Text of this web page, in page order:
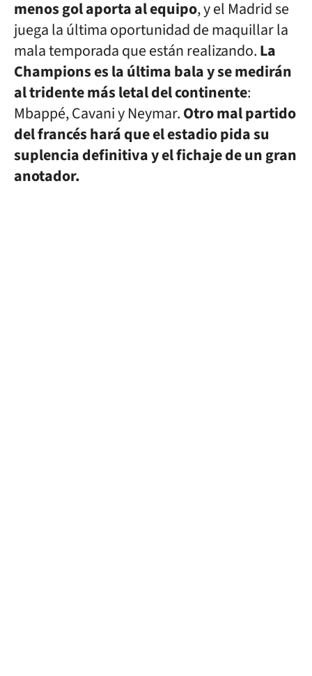
menos gol aporta al equipo, y el Madrid se
juega la última oportunidad de maquillar la
mala temporada que están realizando.La
Champions es la última bala y se medirán
al tridente más letal del continente:
Mbappé, Cavani y Neymar.Otro mal partido
del francés hará que el estadio pida su
suplencia definitiva y el fichaje de un gran
anotador.